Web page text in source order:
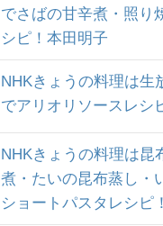
でさばの甘辛煮・照り
シピ！本田明子
NHKきょうの料理は生
でアリオリソースレシ
NHKきょうの料理は昆
煮・たいの昆布蒸し・
ショートパスタレシピ